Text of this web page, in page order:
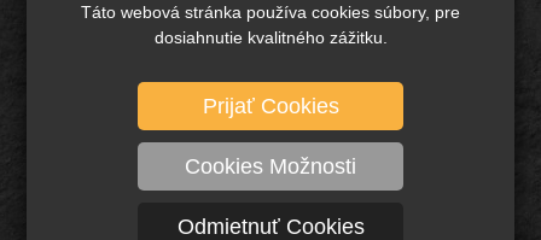
Táto webová stránka používa cookies súbory, pre
dosiahnutie kvalitného zážitku.
Prijať Cookies
Cookies Možnosti
Odmietnuť Cookies
Brusivo základné
Diamantové brusivo
Technické kefy a pílové kotúče
Rezné nástroje, vrtáky a frézy